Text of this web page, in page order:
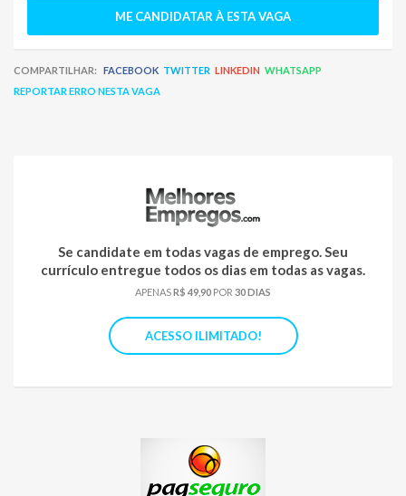
ME CANDIDATAR À ESTA VAGA
COMPARTILHAR: FACEBOOK TWITTER LINKEDIN WHATSAPP
REPORTAR ERRO NESTA VAGA
Se candidate em todas vagas de emprego. Seu
currículo entregue todos os dias em todas as vagas.
APENASR$ 49,90 POR 30 DIAS
ACESSO ILIMITADO!